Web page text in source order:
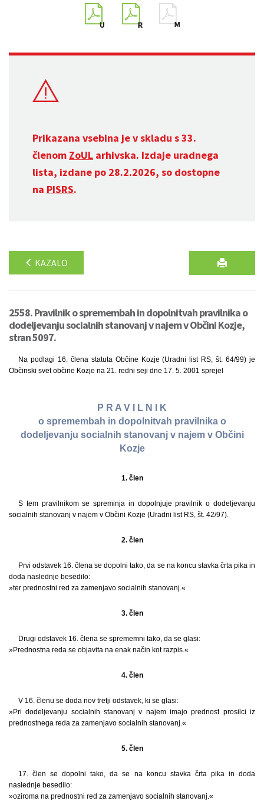
Prikazana vsebina je v skladu s 33.
členom ZoUL arhivska. Izdaje uradnega
lista, izdane po 28.2.2026, so dostopne
na PISRS.
KAZALO
2558. Pravilnik o spremembah in dopolnitvah pravilnika o
dodeljevanju socialnih stanovanj v najem v Občini Kozje,
stran 5097.
Na podlagi 16. člena statuta Občine Kozje (Uradni list RS, št. 64/99) je
Občinski svet občine Kozje na 21. redni seji dne 17. 5. 2001 sprejel
P R A V I L N I K
o spremembah in dopolnitvah pravilnika o
dodeljevanju socialnih stanovanj v najem v Občini
Kozje
1. člen
S tem pravilnikom se spreminja in dopolnjuje pravilnik o dodeljevanju
socialnih stanovanj v najem v Občini Kozje (Uradni list RS, št. 42/97).
2. člen
Prvi odstavek 16. člena se dopolni tako, da se na koncu stavka črta pika in
doda naslednje besedilo:
»ter prednostni red za zamenjavo socialnih stanovanj.«
3. člen
Drugi odstavek 16. člena se sprememni tako, da se glasi:
»Prednostna reda se objavita na enak način kot razpis.«
4. člen
V 16. členu se doda nov tretji odstavek, ki se glasi:
»Pri dodeljevanju socialnih stanovanj v najem imajo prednost prosilci iz
prednostnega reda za zamenjavo socialnih stanovanj.«
5. člen
17. člen se dopolni tako, da se na koncu stavka črta pika in doda
naslednje besedilo:
»oziroma na prednostni red za zamenjavo socialnih stanovanj.«